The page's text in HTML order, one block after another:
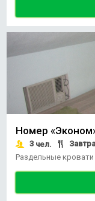
Номер
3 чел.
Раздельные кровати